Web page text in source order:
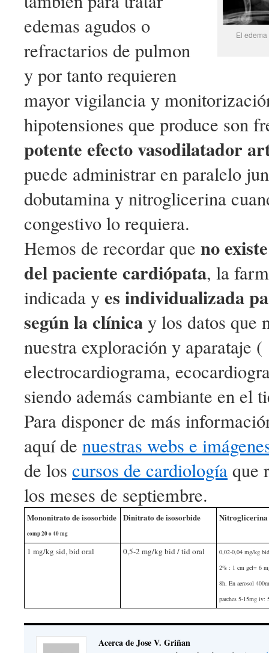
El
edemas agudos o
refractarios de pulmon
y por tanto requieren
mayor vigilancia y
hipotensiones que produce son
potente efecto vasodilatador
puede administrar en paralelo
dobutamina y nitroglicerina
congestivo lo requiera.
Hemos de recordar que no
del paciente cardiópata, la
indicada yes individualizada
según la clínicay los datos que
nuestra exploración y aparataje (
electrocardiograma,
siendo además cambiante en el
Para disponer de más
aquí de nuestras webs e
de los cursos de cardiologíaque
los meses de septiembre.
Mononitrato de isosorbide
comp 20 o 40 mg
Dinitrato de isosorbide Nitroglicerina
1 mg/kg sid, bid oral 0,5-2 mg/kg bid / tid oral
0,02-0,04 mg/kg
2% : 1 cm gel= 6
8h. En aerosol
parches 5-15mg iv:
Acerca de Jose V. Griñan